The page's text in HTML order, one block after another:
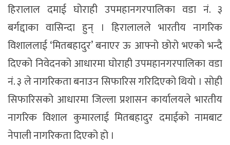
हिरालाल दमाई घोराही उपमहानगरपालिका वडा नं. ३
बर्गद्दाका वासिन्दा हुन् । हिरालालले भारतीय नागरिक
विशाललाई ‘मितबहादुर’ बनाएर ऊ आफ्नो छोरो भएको भन्दै
दिएको निवेदनको आधारमा घोराही उपमहानगरपालिका वडा
नं. ३ ले नागरिकता बनाउन सिफारिस गरिदिएको थियो । सोही
सिफारिसको आधारमा जिल्ला प्रशासन कार्यालयले भारतीय
नागरिक विशाल कुमारलाई मितबहादुर दमाईको नामबाट
नेपाली नागरिकता दिएको हो ।